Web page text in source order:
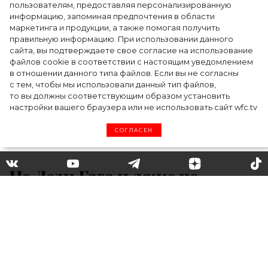
пользователям, предоставляя персонализированную
информацию, запоминая предпочтения в области
маркетинга и продукции, а также помогая получить
правильную информацию. При использовании данного
сайта, вы подтверждаете свое согласие на использование
файлов cookie в соответствии с настоящим уведомлением
в отношении данного типа файлов. Если вы не согласны
с тем, чтобы мы использовали данный тип файлов,
то вы должны соответствующим образом установить
настройки вашего браузера или не использовать сайт wfc.tv
СОГЛАСЕН
Тейлор Рассел в образе белого лебедя на
церемонии BAFTA-2024
Не Леди Гага и даже не